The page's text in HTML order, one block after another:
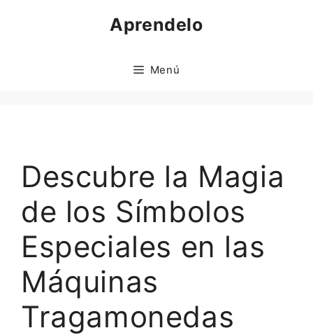
Aprendelo
Menú
Descubre la Magia
de los Símbolos
Especiales en las
Máquinas
Tragamonedas